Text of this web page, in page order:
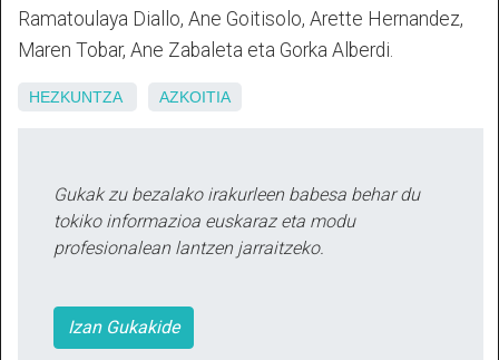
Ramatoulaya Diallo, Ane Goitisolo, Arette Hernandez,
Maren Tobar, Ane Zabaleta eta Gorka Alberdi.
HEZKUNTZA AZKOITIA
Gukak zu bezalako irakurleen babesa behar du
tokiko informazioa euskaraz eta modu
profesionalean lantzen jarraitzeko.
Izan Gukakide